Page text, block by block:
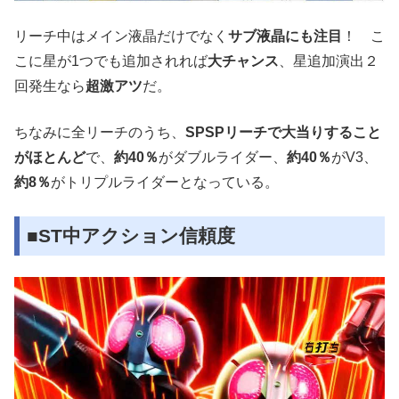
リーチ中はメイン液晶だけでなく サブ液晶にも注目
！ こ
こに星が1つでも追加されれば大チャンス 、星追加演出２
回発生なら超激アツだ。
ちなみに全リーチのうち、 SPSPリーチで大当りすること
がほとんどで、 約40％がダブルライダー、 約40％がV3、
約8％がトリプルライダーとなっている。
■ST中アクション信頼度